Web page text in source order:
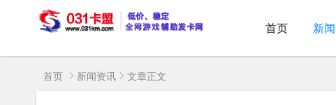
首页 新
首页 新闻资讯 文章正文